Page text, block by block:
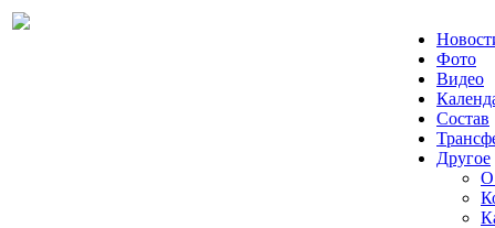
Фото
Видео
Состав
Другое
О